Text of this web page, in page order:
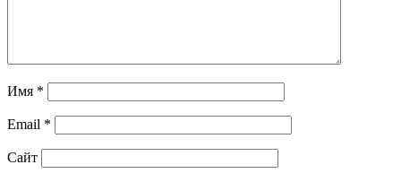
Имя *
Email *
Сайт